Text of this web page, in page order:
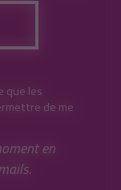
que les
de me
en